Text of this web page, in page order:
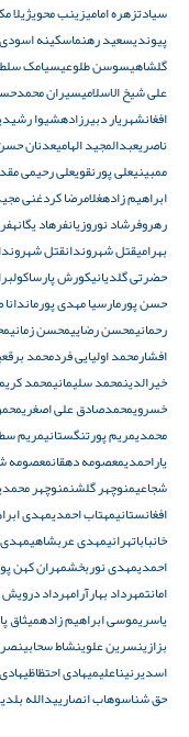
سیادتزهره امامیزینب محویژیلا
پیوندیسعید رهنماسکینه
گلشاهیسوسن طلوعیسیامک
علی شیخ الاسلامیسیران
افغانشهریار دبیرزادهشیوا
ناصریعبدالمجید الهامیعدنان
ممبینیعلی پورنقویعلی رحیمی
ابراهیم زادهغلامرضا کردغنی
رهروفرشاد نوروزیانفرهاد یگانه
بهرامیقتل شهروندانقتل
حضرتی گلدیانیکورش پارسا
حسن پورمارسیا مهدی پور
رحمانیمحسن رضاییمحسن زمانی
افشارمحمد اولیایی فردمحمد
خیرالدینمحمد سلیمانیمحمد
خسرویمحمدصادق علی اصغری
محمدیمریم پورتنگستانیمریم
یاراحمدیمعصومه دهقانمعصومه
شجاعیمنوچهر گلشنمنوچهر
افغانستانیمهتاب احمدیمهدی
خانباباتهرانیمهدی عربشاهیمهدی
احمدیمهدی نوربخشمهران کهن
امانتمهرداد بهارآرامهرداد درویش
یاسریموسی ابراهیم زادهمیثاق
بزازینسرین علوینشاط سحابی
اسدیرنیناعلیمیهادی احتظاظی
حق شناسوهاب انصارییدالله بلدی